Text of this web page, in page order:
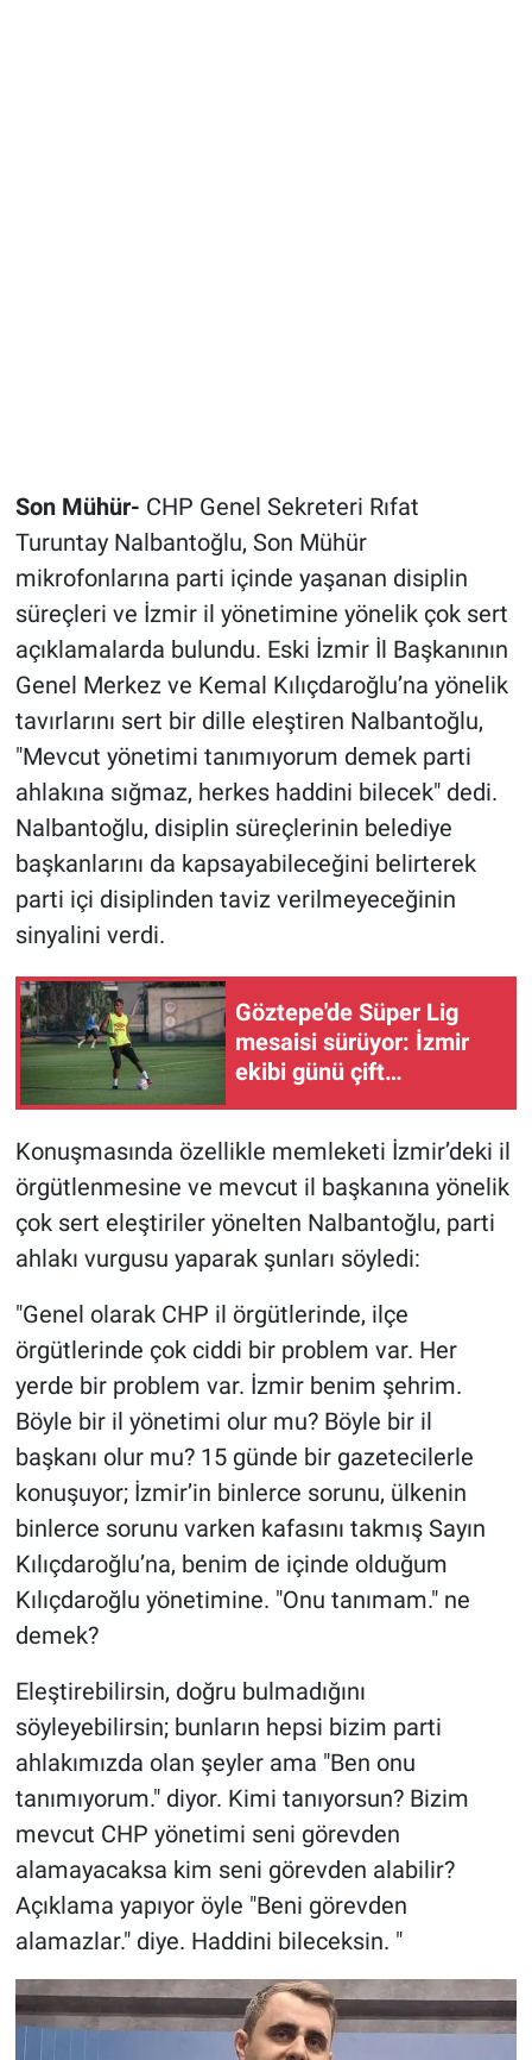
Son Mühür- CHP Genel Sekreteri Rıfat
Turuntay Nalbantoğlu, Son Mühür
mikrofonlarına parti içinde yaşanan disiplin
süreçleri ve İzmir il yönetimine yönelik çok sert
açıklamalarda bulundu. Eski İzmir İl Başkanının
Genel Merkez ve Kemal Kılıçdaroğlu’na yönelik
tavırlarını sert bir dille eleştiren Nalbantoğlu,
"Mevcut yönetimi tanımıyorum demek parti
ahlakına sığmaz, herkes haddini bilecek" dedi.
Nalbantoğlu, disiplin süreçlerinin belediye
başkanlarını da kapsayabileceğini belirterek
parti içi disiplinden taviz verilmeyeceğinin
sinyalini verdi.
Göztepe'de Süper Lig
mesaisi sürüyor: İzmir
ekibi günü çift
Konuşmasında özellikle memleketi İzmir’deki il
örgütlenmesine ve mevcut il başkanına yönelik
çok sert eleştiriler yönelten Nalbantoğlu, parti
ahlakı vurgusu yaparak şunları söyledi:
"Genel olarak CHP il örgütlerinde, ilçe
örgütlerinde çok ciddi bir problem var. Her
yerde bir problem var. İzmir benim şehrim.
Böyle bir il yönetimi olur mu? Böyle bir il
başkanı olur mu? 15 günde bir gazetecilerle
konuşuyor; İzmir’in binlerce sorunu, ülkenin
binlerce sorunu varken kafasını takmış Sayın
Kılıçdaroğlu’na, benim de içinde olduğum
Kılıçdaroğlu yönetimine. "Onu tanımam." ne
demek?
Eleştirebilirsin, doğru bulmadığını
söyleyebilirsin; bunların hepsi bizim parti
ahlakımızda olan şeyler ama "Ben onu
tanımıyorum." diyor. Kimi tanıyorsun? Bizim
mevcut CHP yönetimi seni görevden
alamayacaksa kim seni görevden alabilir?
Açıklama yapıyor öyle "Beni görevden
alamazlar." diye. Haddini bileceksin. "